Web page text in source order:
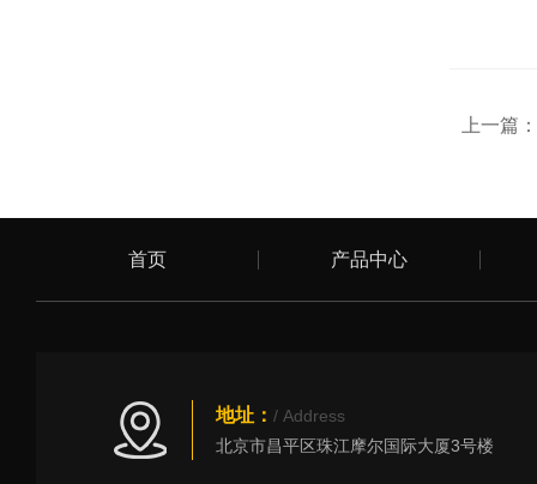
上一篇：
首页 产品中心
地址： / Address
北京市昌平区珠江摩尔国际大厦3号楼